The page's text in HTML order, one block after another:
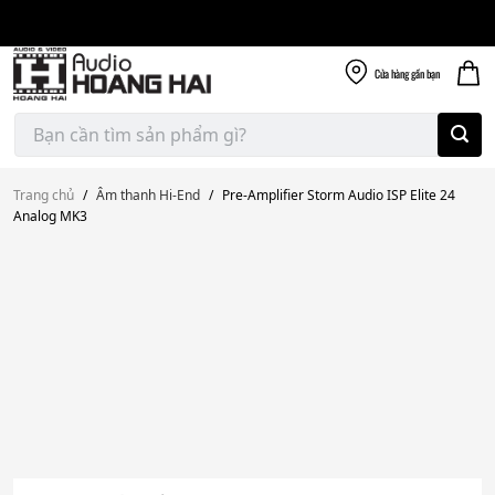
content
Cửa hànggần bạn
Tìm
kiếm:
Trang chủ / Âm thanh Hi-End / Pre-Amplifier Storm Audio ISP Elite 24
Analog MK3